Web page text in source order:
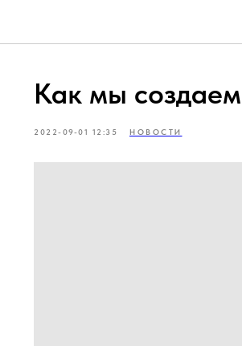
Как мы
2022-09-01 12:35 НОВОСТИ